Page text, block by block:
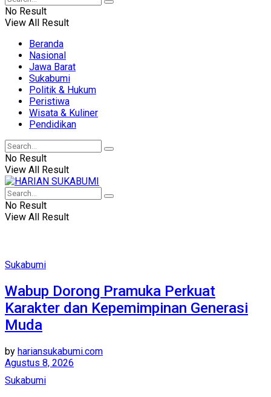
No Result
View All Result
Beranda
Nasional
Jawa Barat
Sukabumi
Politik & Hukum
Peristiwa
Wisata & Kuliner
Pendidikan
No Result
View All Result
No Result
View All Result
Sukabumi
Wabup Dorong Pramuka Perkuat
Karakter dan Kepemimpinan Generasi
Muda
by hariansukabumi.com
Agustus 8, 2026
Sukabumi